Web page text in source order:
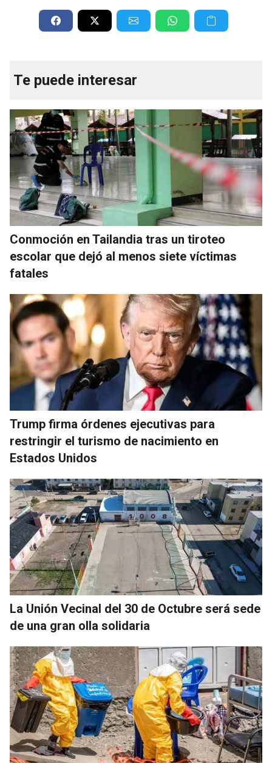
Te puede interesar
Conmoción en Tailandia tras un tiroteo
escolar que dejó al menos siete víctimas
fatales
Trump firma órdenes ejecutivas para
restringir el turismo de nacimiento en
Estados Unidos
La Unión Vecinal del 30 de Octubre será sede
de una gran olla solidaria